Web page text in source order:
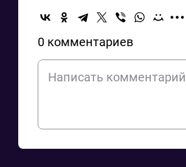
0 комментариев